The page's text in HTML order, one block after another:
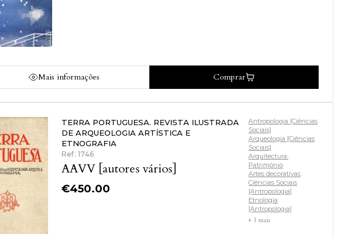
Mais informações Comprar
TERRA PORTUGUESA. REVISTA ILUSTRADA
DE ARQUEOLOGIA ARTÍSTICA E
ETNOGRAFIA
Ref: 1746
AAVV [autores vários]
€450.00
Antropologia [Ciências
Sociais]
Arqueologia [Ciências
Sociais]
Arquitectura:
Património
Artes decorativas
Ciências Sociais
[Antropologia]
Etnologia
[Antropologia]
+ 1 mais